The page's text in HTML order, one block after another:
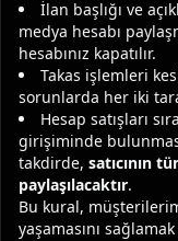
İlan başlığı ve
medya hesabı
hesabınız kapatılır.
Takas işlemleri
sorunlarda her iki
Hesap satışları
girişiminde
takdirde, satıcının
paylaşılacaktır.
Bu kural,
yaşamasını